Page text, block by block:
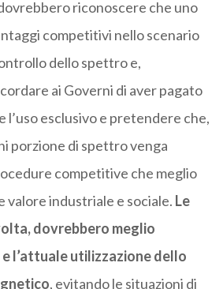
riconoscere che uno
competitivi nello scenario
dello spettro e,
ai Governi di aver pagato
l’uso esclusivo e pretendere che,
porzione di spettro venga
competitive che meglio
valore industriale e sociale. Le
dovrebbero meglio
l’attuale utilizzazione dello
, evitando le situazioni di